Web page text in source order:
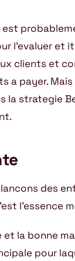
l’evaluer et
clients et
payer. Mais
la strategie
des
l’essence
la bonne
pour